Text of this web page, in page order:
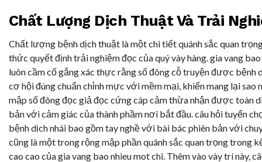
Chất Lượng Dịch Thuật Và Trải
Chất lượng bệnh dịch thuật là một chi tiết quánh sắc quan
thức quyết định trải nghiệm đọc của quý vày hàng. gia vang
luôn cầm cố gắng xác thực rằng số đông cỗ truyện được bệnh
cơ hội đúng chuẩn chỉnh mực với mềm mại, khiến mang lại sao
mập số đông đọc giả đọc cứng cáp cảm thừa nhận được toàn
bản với cảm giác của thành phầm nơi bắt đầu. câu hỏi tuyển
bệnh dịch nhái bao gồm tay nghề với bài bác phiên bản với
cũng là một trong rộng mập phần quánh sắc quan trọng trong
cao cao của gia vang bao nhieu mot chi. Thêm vào vày trí này,